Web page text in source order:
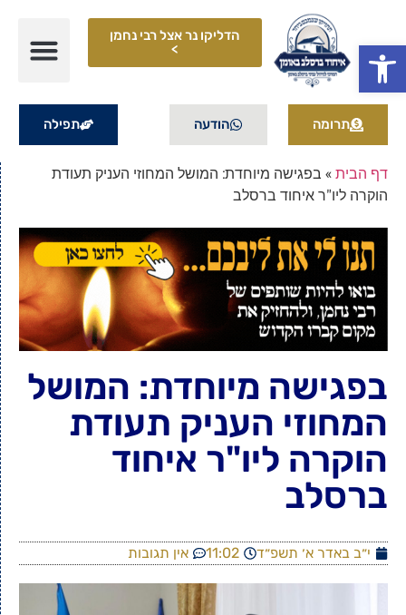
פתח סרגל נגישות
הדליקו נר אצל רבי נחמן
>
תרומה הודעה תפילה
דף הבית» בפגישה מיוחדת: המושל המחוזי העניק תעודת
הוקרה ליו"ר איחוד ברסלב
בפגישה מיוחדת: המושל
המחוזי העניק תעודת
הוקרה ליו"ר איחוד
ברסלב
י״ב באדר א׳ תשפ״ד 11:02 אין תגובות